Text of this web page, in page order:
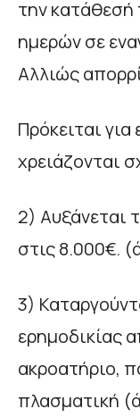
την κατάθεσή
ημερών σε
Αλλιώς
Πρόκειται
χρειάζονται
2) Αυξάνεται
στις 8.000€.
3)
ερημοδικίας
ακροατήριο,
πλασματική